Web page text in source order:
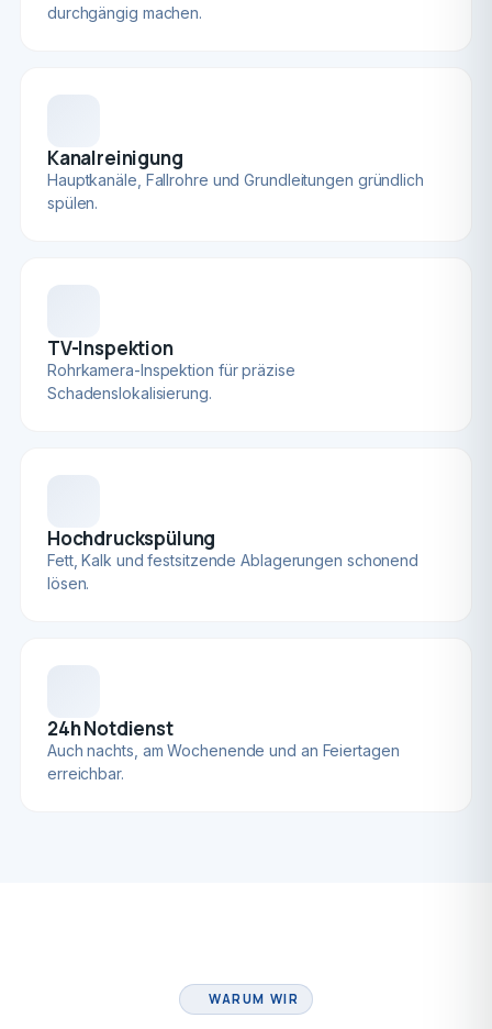
durchgängig machen.
Kanalreinigung
Hauptkanäle, Fallrohre und Grundleitungen gründlich
spülen.
TV-Inspektion
Rohrkamera-Inspektion für präzise
Schadenslokalisierung.
Hochdruckspülung
Fett, Kalk und festsitzende Ablagerungen schonend
lösen.
24h Notdienst
Auch nachts, am Wochenende und an Feiertagen
erreichbar.
WARUM WIR